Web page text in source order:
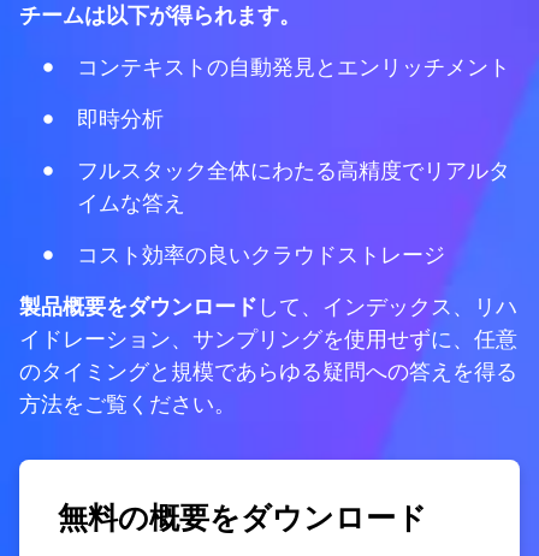
チームは以下が得られます。
コンテキストの自動発見とエンリッチメント
即時分析
フルスタック全体にわたる高精度でリアルタ
イムな答え
コスト効率の良いクラウドストレージ
製品概要をダウンロード して、インデックス、リハ
イドレーション、サンプリングを使用せずに、任意
のタイミングと規模であらゆる疑問への答えを得る
方法をご覧ください。
無料の概要をダウンロード